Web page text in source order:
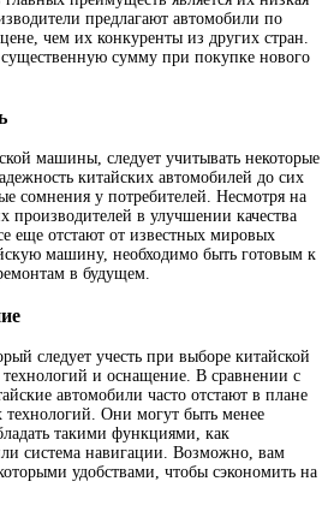
предлагают автомобили по
чем их конкуренты из других стран.
существенную сумму при покупке нового
машины, следует учитывать некоторые
китайских автомобилей до сих
сомнения у потребителей. Несмотря на
производителей в улучшении качества
еще отстают от известных мировых
машину, необходимо быть готовым к
в будущем.
следует учесть при выборе китайской
и оснащение. В сравнении с
автомобили часто отстают в плане
Они могут быть менее
такими функциями, как
система навигации. Возможно, вам
удобствами, чтобы сэкономить на